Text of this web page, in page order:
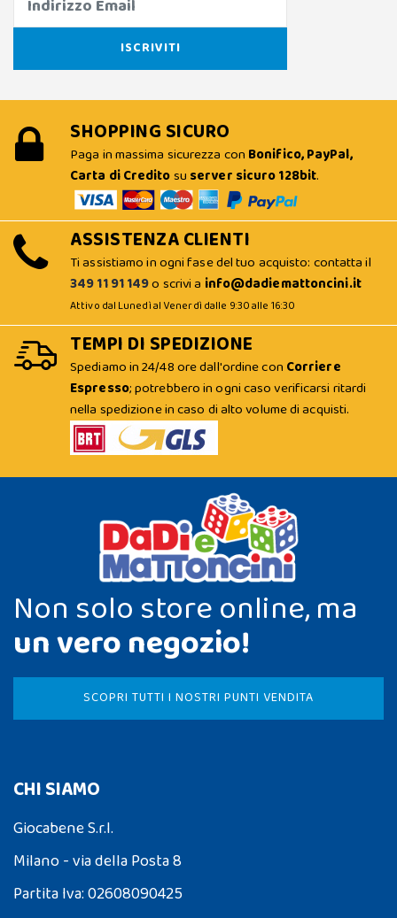
SHOPPING SICURO
Paga in massima sicurezza con Bonifico, PayPal,
Carta di Creditosu server sicuro 128bit.
ASSISTENZA CLIENTI
Ti assistiamo in ogni fase del tuo acquisto: contatta il
349 11 91 149o scrivi a info@dadiemattoncini.it
Attivo dal Lunedì al Venerdì dalle 9:30 alle 16:30
TEMPI DI SPEDIZIONE
Spediamo in 24/48 ore dall'ordine con Corriere
Espresso; potrebbero in ogni caso verificarsi ritardi
nella spedizione in caso di alto volume di acquisti.
Non solo store online, ma
un vero negozio!
SCOPRI TUTTI I NOSTRI PUNTI VENDITA
CHI SIAMO
Giocabene S.r.l.
Milano - via della Posta 8
Partita Iva: 02608090425